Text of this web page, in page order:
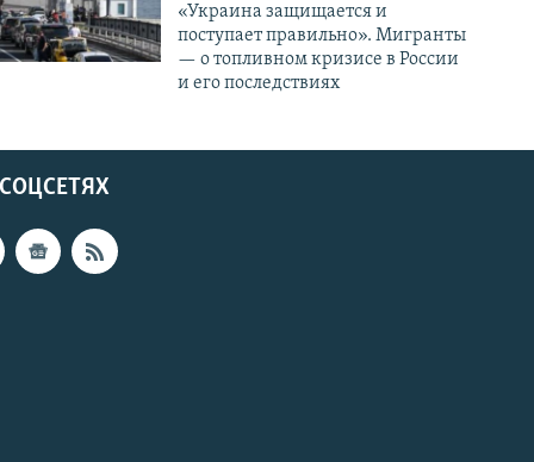
«Украина защищается и
поступает правильно». Мигранты
— о топливном кризисе в России
и его последствиях